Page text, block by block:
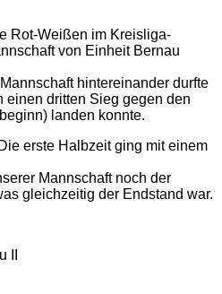
Rot-Weißen im Kreisliga-
von Einheit Bernau
hintereinander durfte
einen dritten Sieg gegen den
landen konnte.
erste Halbzeit ging mit einem
Mannschaft noch der
gleichzeitig der Endstand war.